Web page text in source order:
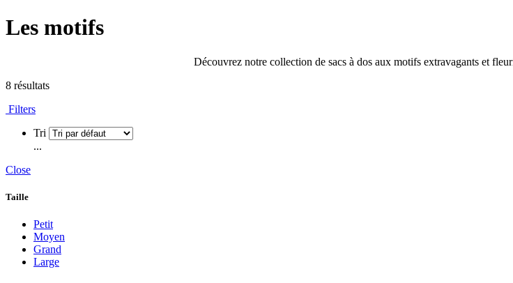
Les motifs
Découvrez notre collection de sacs à dos aux motifs extravagants et
8 résultats
Filters
Tri
...
Close
Taille
Petit
Moyen
Grand
Large